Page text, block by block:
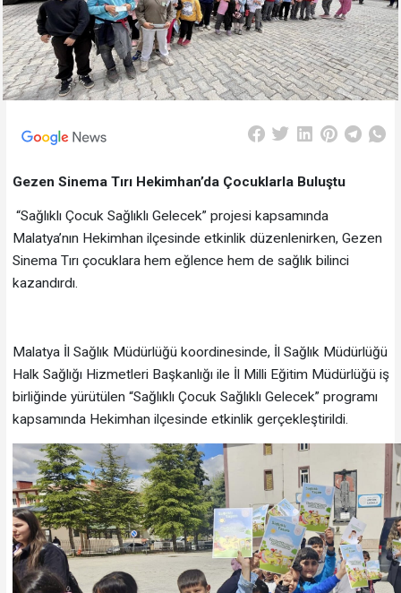
Gezen Sinema Tırı Hekimhan’da Çocuklarla Buluştu
“Sağlıklı Çocuk Sağlıklı Gelecek” projesi kapsamında
Malatya’nın Hekimhan ilçesinde etkinlik düzenlenirken, Gezen
Sinema Tırı çocuklara hem eğlence hem de sağlık bilinci
kazandırdı.
Malatya İl Sağlık Müdürlüğü koordinesinde, İl Sağlık Müdürlüğü
Halk Sağlığı Hizmetleri Başkanlığı ile İl Milli Eğitim Müdürlüğü iş
birliğinde yürütülen “Sağlıklı Çocuk Sağlıklı Gelecek” programı
kapsamında Hekimhan ilçesinde etkinlik gerçekleştirildi.